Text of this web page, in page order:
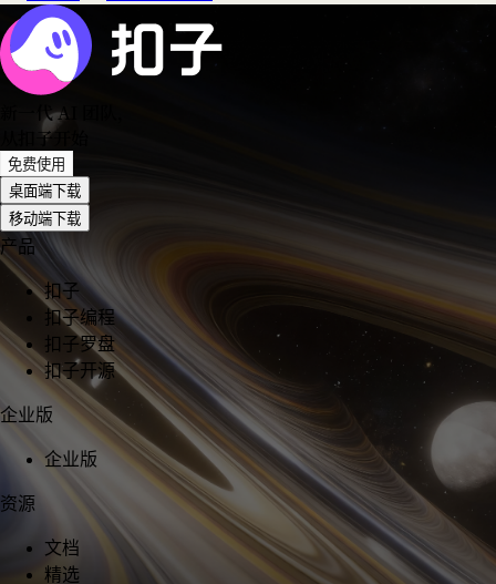
新一代 AI 团队
从扣子开始
免费使用
桌面端下载
移动端下载
产品
扣子
扣子编程
扣子罗盘
扣子开源
企业版
企业版
资源
文档
精选